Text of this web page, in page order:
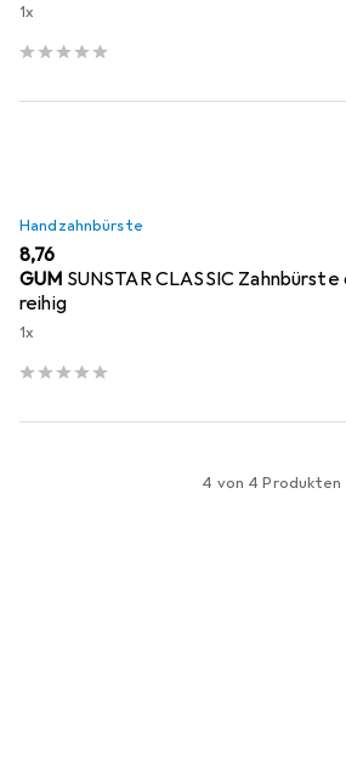
1x
Handzahnbürste
EUR
8,76
GUM SUNSTAR CLASSIC
reihig
1x
4 von 4 Produkten